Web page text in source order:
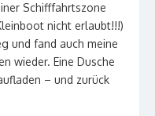
Schifffahrtszone
nicht erlaubt!!!)
und fand auch meine
wieder. Eine Dusche
– und zurück